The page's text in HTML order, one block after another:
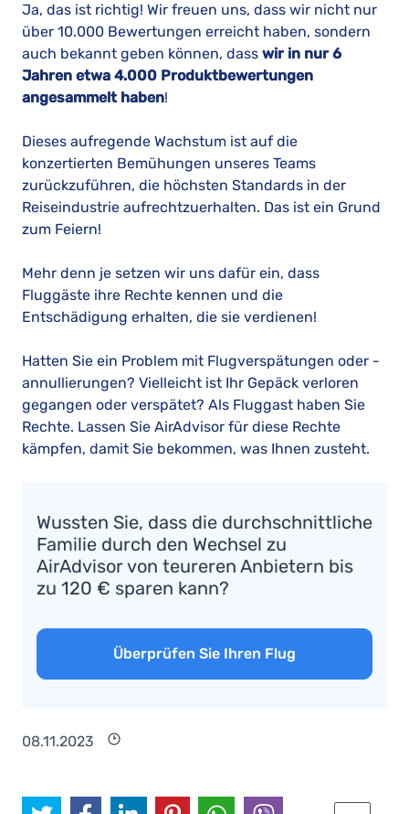
Ja, das ist richtig! Wir freuen uns, dass wir nicht nur
über 10.000 Bewertungen erreicht haben, sondern
auch bekannt geben können, dass wir in nur 6
Jahren etwa 4.000 Produktbewertungen
angesammelt haben!
Dieses aufregende Wachstum ist auf die
konzertierten Bemühungen unseres Teams
zurückzuführen, die höchsten Standards in der
Reiseindustrie aufrechtzuerhalten. Das ist ein Grund
zum Feiern!
Mehr denn je setzen wir uns dafür ein, dass
Fluggäste ihre Rechte kennen und die
Entschädigung erhalten, die sie verdienen!
Hatten Sie ein Problem mit Flugverspätungen oder -
annullierungen? Vielleicht ist Ihr Gepäck verloren
gegangen oder verspätet? Als Fluggast haben Sie
Rechte. Lassen Sie AirAdvisor für diese Rechte
kämpfen, damit Sie bekommen, was Ihnen zusteht.
Wussten Sie, dass die durchschnittliche
Familie durch den Wechsel zu
AirAdvisor von teureren Anbietern bis
zu 120 € sparen kann?
Überprüfen Sie Ihren Flug
08.11.2023